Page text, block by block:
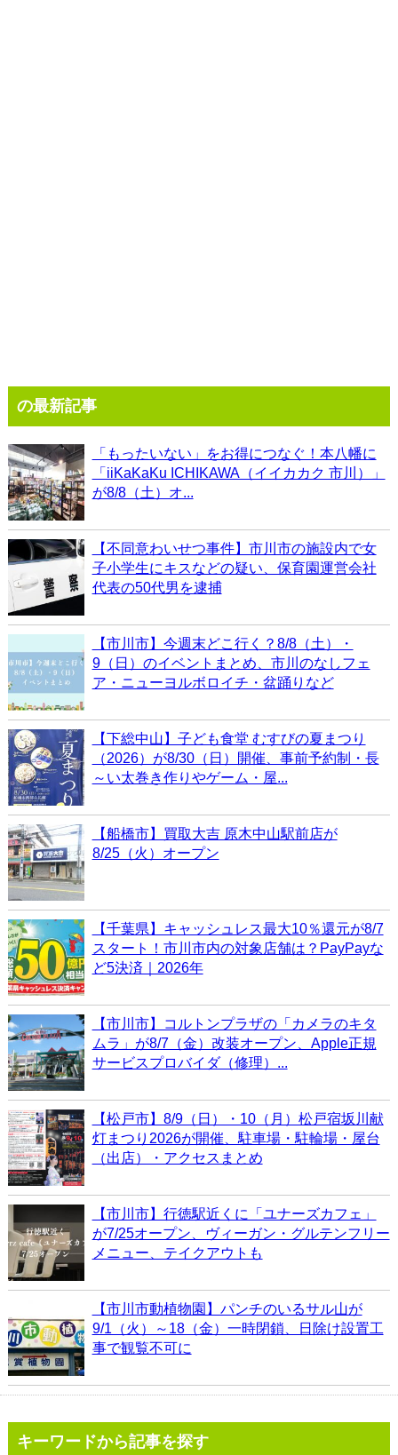
の最新記事
「もったいない」をお得につなぐ！本八幡に
「iiKaKaKu ICHIKAWA（イイカカク 市川）」
が8/8（土）オ...
【不同意わいせつ事件】市川市の施設内で女
子小学生にキスなどの疑い、保育園運営会社
代表の50代男を逮捕
【市川市】今週末どこ行く？8/8（土）・
9（日）のイベントまとめ、市川のなしフェ
ア・ニューヨルボロイチ・盆踊りなど
【下総中山】子ども食堂 むすびの夏まつり
（2026）が8/30（日）開催、事前予約制・長
～い太巻き作りやゲーム・屋...
【船橋市】買取大吉 原木中山駅前店が
8/25（火）オープン
【千葉県】キャッシュレス最大10％還元が8/7
スタート！市川市内の対象店舗は？PayPayな
ど5決済｜2026年
【市川市】コルトンプラザの「カメラのキタ
ムラ」が8/7（金）改装オープン、Apple正規
サービスプロバイダ（修理）...
【松戸市】8/9（日）・10（月）松戸宿坂川献
灯まつり2026が開催、駐車場・駐輪場・屋台
（出店）・アクセスまとめ
【市川市】行徳駅近くに「ユナーズカフェ」
が7/25オープン、ヴィーガン・グルテンフリー
メニュー、テイクアウトも
【市川市動植物園】パンチのいるサル山が
9/1（火）～18（金）一時閉鎖、日除け設置工
事で観覧不可に
キーワードから記事を探す